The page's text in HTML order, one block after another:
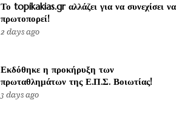
Το topikakias.gr αλλάζει για να συνεχίσει να
πρωτοπορεί!
2 days ago
Εκδόθηκε η προκήρυξη των
πρωταθλημάτων της Ε.Π.Σ. Βοιωτίας!
3 days ago